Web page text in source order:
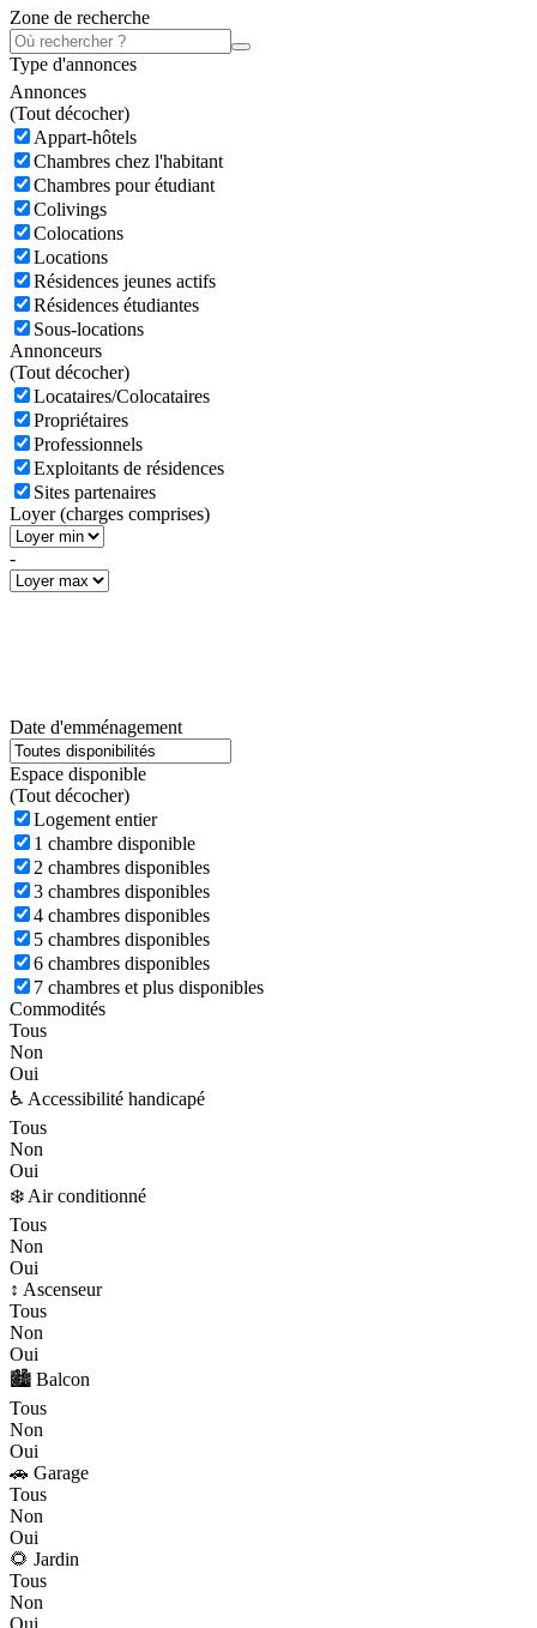
Zone de recherche
Type d'annonces
Annonces
(Tout décocher)
Appart-hôtels
Chambres chez l'habitant
Chambres pour étudiant
Colivings
Colocations
Locations
Résidences jeunes actifs
Résidences étudiantes
Sous-locations
Annonceurs
(Tout décocher)
Locataires/Colocataires
Propriétaires
Professionnels
Exploitants de résidences
Sites partenaires
Loyer (charges comprises)
-
Date d'emménagement
Espace disponible
(Tout décocher)
Logement entier
1 chambre disponible
2 chambres disponibles
3 chambres disponibles
4 chambres disponibles
5 chambres disponibles
6 chambres disponibles
7 chambres et plus disponibles
Commodités
Tous
Non
Oui
♿ Accessibilité handicapé
Tous
Non
Oui
❄️ Air conditionné
Tous
Non
Oui
↕️ Ascenseur
Tous
Non
Oui
🏙️ Balcon
Tous
Non
Oui
🚗 Garage
Tous
Non
Oui
🌻 Jardin
Tous
Non
Oui